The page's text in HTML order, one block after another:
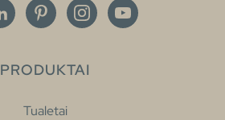
PRODUKTAI
Tualetai